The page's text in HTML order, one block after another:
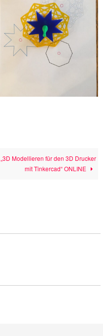
„3D Modellieren für den 3D Drucker
mit Tinkercad“ ONLINE